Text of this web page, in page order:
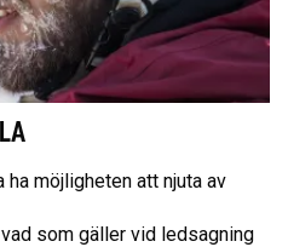
möjligheten att njuta av
som gäller vid ledsagning